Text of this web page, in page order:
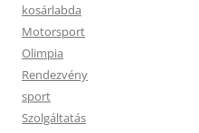
kosárlabda
Motorsport
Olimpia
Rendezvény
sport
Szolgáltatás